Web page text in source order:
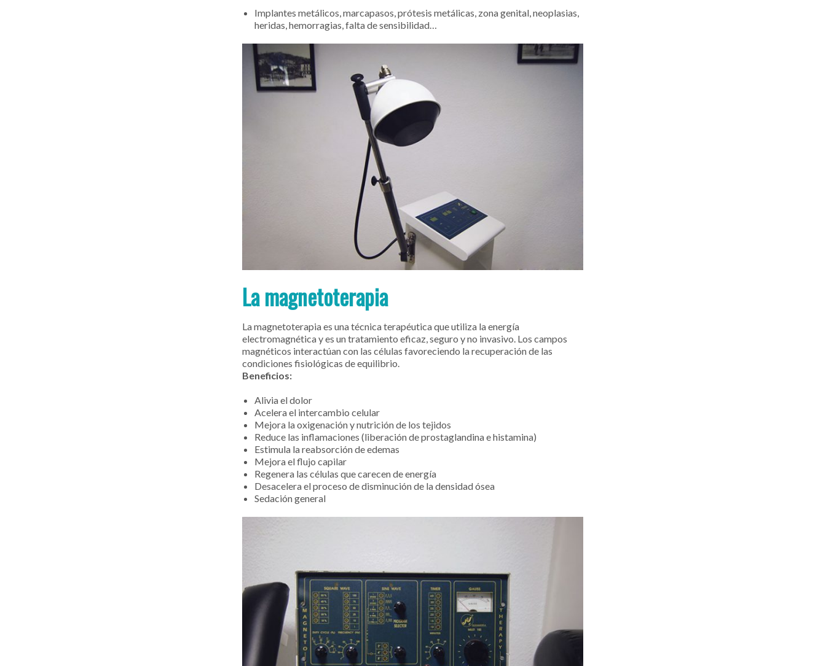
Implantes metálicos, marcapasos, prótesis metálicas, zona genital, neoplasias,
heridas, hemorragias, falta de sensibilidad…
La magnetoterapia
La magnetoterapia es una técnica terapéutica que utiliza la energía
electromagnética y es un tratamiento eficaz, seguro y no invasivo. Los campos
magnéticos interactúan con las células favoreciendo la recuperación de las
condiciones fisiológicas de equilibrio.
Beneficios:
Alivia el dolor
Acelera el intercambio celular
Mejora la oxigenación y nutrición de los tejidos
Reduce las inflamaciones (liberación de prostaglandina e histamina)
Estimula la reabsorción de edemas
Mejora el flujo capilar
Regenera las células que carecen de energía
Desacelera el proceso de disminución de la densidad ósea
Sedación general